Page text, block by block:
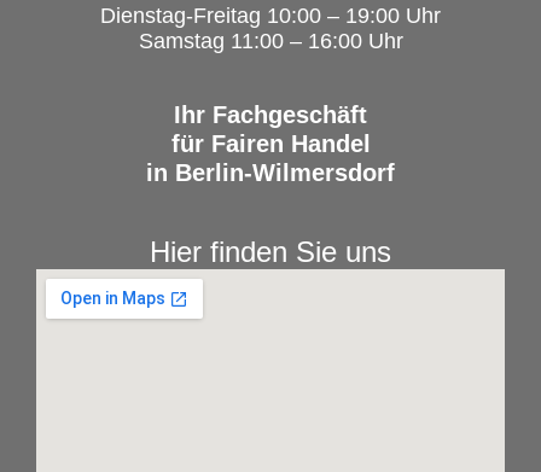
Dienstag-Freitag 10:00 – 19:00 Uhr
Samstag 11:00 – 16:00 Uhr
Ihr Fachgeschäft
für Fairen Handel
in Berlin-Wilmersdorf
Hier finden Sie uns